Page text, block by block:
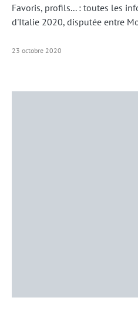
Favoris, profils... : toutes les
d'Italie 2020, disputée entre
23 octobre 2020